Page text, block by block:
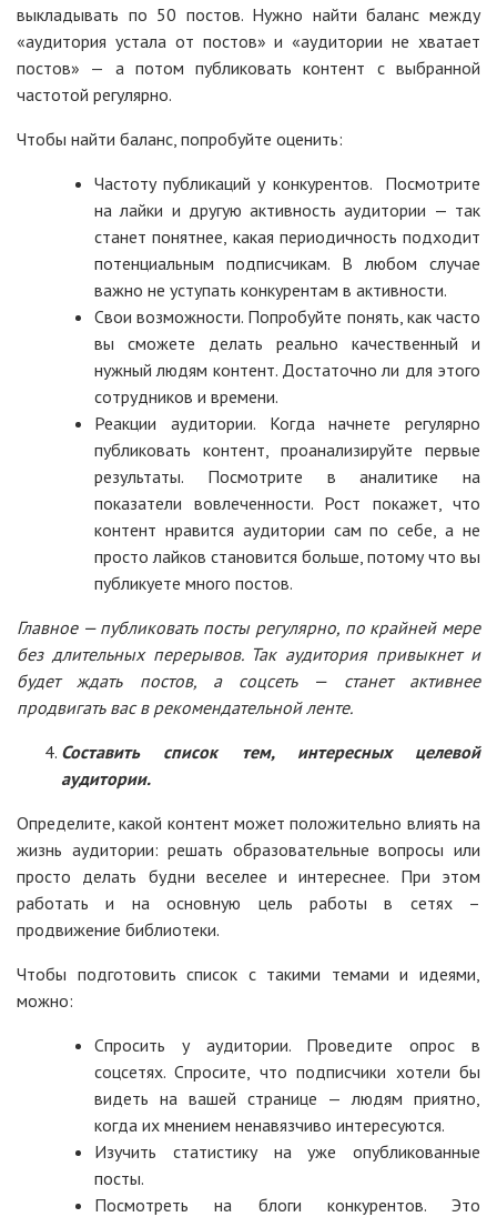
выкладывать по 50 постов. Нужно найти баланс между
«аудитория устала от постов‎» и «‎аудитории не хватает
постов» — а потом публиковать контент с выбранной
частотой регулярно.
Чтобы найти баланс, попробуйте оценить:
Частоту публикаций у конкурентов. Посмотрите
на лайки и другую активность аудитории — так
станет понятнее, какая периодичность подходит
потенциальным подписчикам. В любом случае
важно не уступать конкурентам в активности.
Свои возможности. Попробуйте понять, как часто
вы сможете делать реально качественный и
нужный людям контент. Достаточно ли для этого
сотрудников и времени.
Реакции аудитории. Когда начнете регулярно
публиковать контент, проанализируйте первые
результаты. Посмотрите в аналитике на
показатели вовлеченности. Рост покажет, что
контент нравится аудитории сам по себе, а не
просто лайков становится больше, потому что вы
публикуете много постов.
Главное — публиковать посты регулярно, по крайней мере
без длительных перерывов. Так аудитория привыкнет и
будет ждать постов, а соцсеть — станет активнее
продвигать вас в рекомендательной ленте.
Составить список тем, интересных целевой
аудитории.
Определите, какой контент может положительно влиять на
жизнь аудитории: решать образовательные вопросы или
просто делать будни веселее и интереснее. При этом
работать и на основную цель работы в сетях –
продвижение библиотеки.
Чтобы подготовить список с такими темами и идеями,
можно:
Спросить у аудитории. Проведите опрос в
соцсетях. Спросите, что подписчики хотели бы
видеть на вашей странице — людям приятно,
когда их мнением ненавязчиво интересуются.
Изучить статистику на уже опубликованные
посты.
Посмотреть на блоги конкурентов. Это